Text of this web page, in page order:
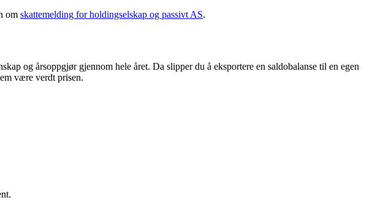
om skattemelding for holdingselskap og passivt AS.
og årsoppgjør gjennom hele året. Da slipper du å eksportere en saldobalanse til en egen
være verdt prisen.